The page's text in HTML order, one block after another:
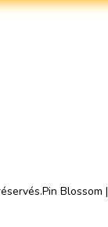
Pin Blossom |